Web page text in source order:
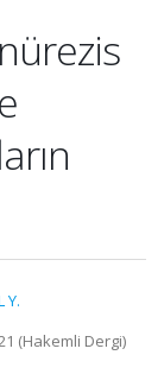
Y.
(Hakemli Dergi)